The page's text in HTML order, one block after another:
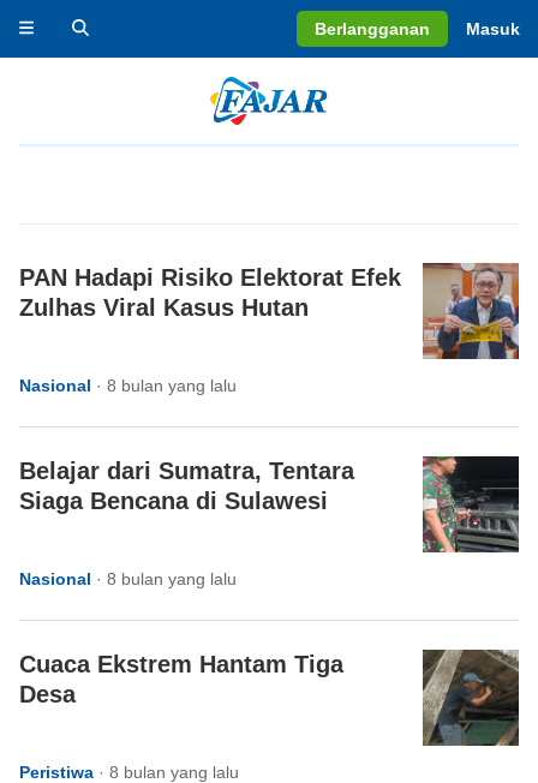
Berlangganan Masuk
PAN Hadapi Risiko Elektorat Efek
Zulhas Viral Kasus Hutan
Nasional · 8 bulan yang lalu
Belajar dari Sumatra, Tentara
Siaga Bencana di Sulawesi
Nasional · 8 bulan yang lalu
Cuaca Ekstrem Hantam Tiga
Desa
Peristiwa · 8 bulan yang lalu